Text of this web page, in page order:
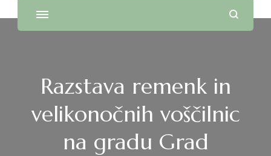
Razstava remenk in
velikonočnih voščilnic
na gradu Grad